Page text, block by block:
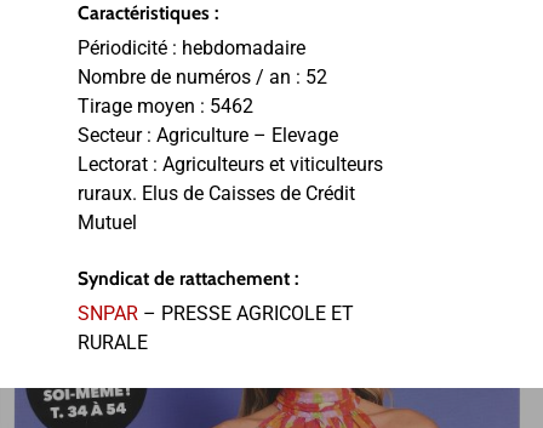
Caractéristiques :
Périodicité : hebdomadaire
Nombre de numéros / an : 52
Tirage moyen : 5462
Secteur : Agriculture – Elevage
Lectorat : Agriculteurs et viticulteurs
ruraux. Elus de Caisses de Crédit
Mutuel
Syndicat de rattachement :
SNPAR – PRESSE AGRICOLE ET
RURALE